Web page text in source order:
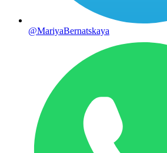
@MariyaBernatskaya